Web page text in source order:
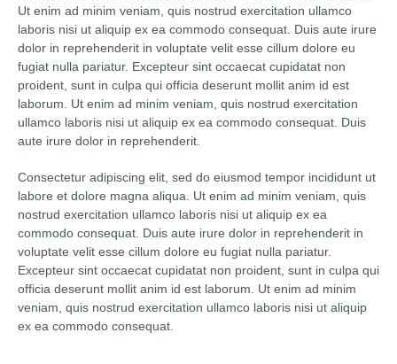
Ut enim ad minim veniam, quis nostrud exercitation ullamco
laboris nisi ut aliquip ex ea commodo consequat. Duis aute irure
dolor in reprehenderit in voluptate velit esse cillum dolore eu
fugiat nulla pariatur. Excepteur sint occaecat cupidatat non
proident, sunt in culpa qui officia deserunt mollit anim id est
laborum. Ut enim ad minim veniam, quis nostrud exercitation
ullamco laboris nisi ut aliquip ex ea commodo consequat. Duis
aute irure dolor in reprehenderit.
Consectetur adipiscing elit, sed do eiusmod tempor incididunt ut
labore et dolore magna aliqua. Ut enim ad minim veniam, quis
nostrud exercitation ullamco laboris nisi ut aliquip ex ea
commodo consequat. Duis aute irure dolor in reprehenderit in
voluptate velit esse cillum dolore eu fugiat nulla pariatur.
Excepteur sint occaecat cupidatat non proident, sunt in culpa qui
officia deserunt mollit anim id est laborum. Ut enim ad minim
veniam, quis nostrud exercitation ullamco laboris nisi ut aliquip
ex ea commodo consequat.